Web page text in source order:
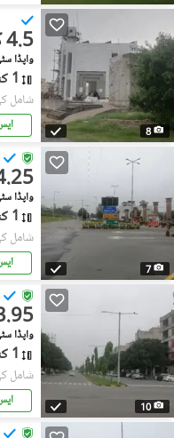
8
4.5 کروڑ
واپڈا
1 کنال
شامل کی:3
7
4.25
واپڈا
1 کنال
شامل کی:4
10
3.95
واپڈا
1 کنال
شامل کی:4